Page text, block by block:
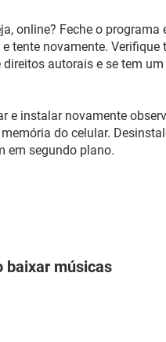
online? Feche o programa
tente novamente. Verifique
autorais e se tem
e instalar novamente
do celular.
em segundo plano.
baixar músicas